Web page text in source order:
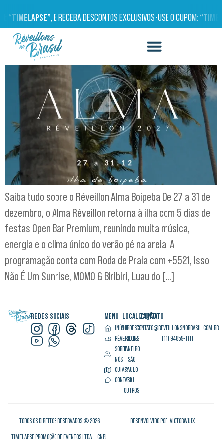
“TIMELAPSE”, E RECEBA DESCONTOS EXCLUSIVOS•USE O CUPOM:
RÉVEILLON ALMA BOIPEBA
Saiba tudo sobre o Réveillon Alma Boipeba De 27 a 31 de
dezembro, o Alma Réveillon retorna à ilha com 5 dias de
festas Open Bar Premium, reunindo muita música,
energia e o clima único do verão pé na areia. A
programação conta com Roda de Praia com +5521, Isso
Não É Um Sunrise, MOMO & Biribiri, Luau do […]
MENU
INÍCIO
RÉVEILLONS
SOBRE
NÓS
GUIAS
CONTATO
LOCALIZAÇÃO
NORDESTE
RIO DE
JANEIRO
SÃO
PAULO
SUL
OUTROS
CONTATO
CONTATO@REVEILLONSNOBRASIL.COM.BR
(11) 94859-1111
REDES SOCIAIS
TODOS OS DIREITOS RESERVADOS © 2026
TIMELAPSE PROMOÇÃO DE EVENTOS LTDA — CNPJ:
DESENVOLVIDO POR: VICTORWUIX